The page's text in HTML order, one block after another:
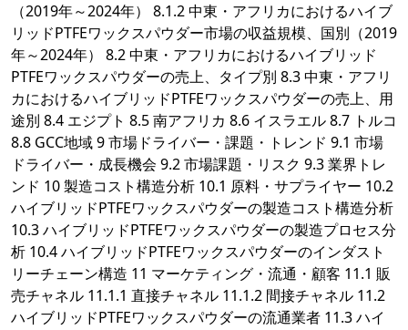
（2019年～2024年） 8.1.2 中東・アフリカにおけるハイブ
リッドPTFEワックスパウダー市場の収益規模、国別（2019
年～2024年） 8.2 中東・アフリカにおけるハイブリッド
PTFEワックスパウダーの売上、タイプ別 8.3 中東・アフリ
カにおけるハイブリッドPTFEワックスパウダーの売上、用
途別 8.4 エジプト 8.5 南アフリカ 8.6 イスラエル 8.7 トルコ
8.8 GCC地域 9 市場ドライバー・課題・トレンド 9.1 市場
ドライバー・成長機会 9.2 市場課題・リスク 9.3 業界トレ
ンド 10 製造コスト構造分析 10.1 原料・サプライヤー 10.2
ハイブリッドPTFEワックスパウダーの製造コスト構造分析
10.3 ハイブリッドPTFEワックスパウダーの製造プロセス分
析 10.4 ハイブリッドPTFEワックスパウダーのインダスト
リーチェーン構造 11 マーケティング・流通・顧客 11.1 販
売チャネル 11.1.1 直接チャネル 11.1.2 間接チャネル 11.2
ハイブリッドPTFEワックスパウダーの流通業者 11.3 ハイ